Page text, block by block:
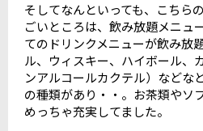
そしてなんといっても、こちら
ごいところは、飲み放題メニュ
てのドリンクメニューが飲み放
ル、ウィスキー、ハイボール、
ンアルコールカクテル）などな
の種類があり・・。お茶類やソ
めっちゃ充実してました。